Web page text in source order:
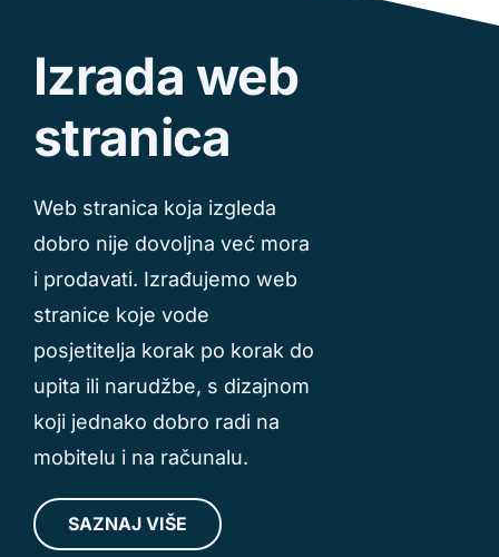
Izrada web
stranica
Web stranica koja izgleda
dobro nije dovoljna već mora
i prodavati. Izrađujemo web
stranice koje vode
posjetitelja korak po korak do
upita ili narudžbe, s dizajnom
koji jednako dobro radi na
mobitelu i na računalu.
SAZNAJ VIŠE